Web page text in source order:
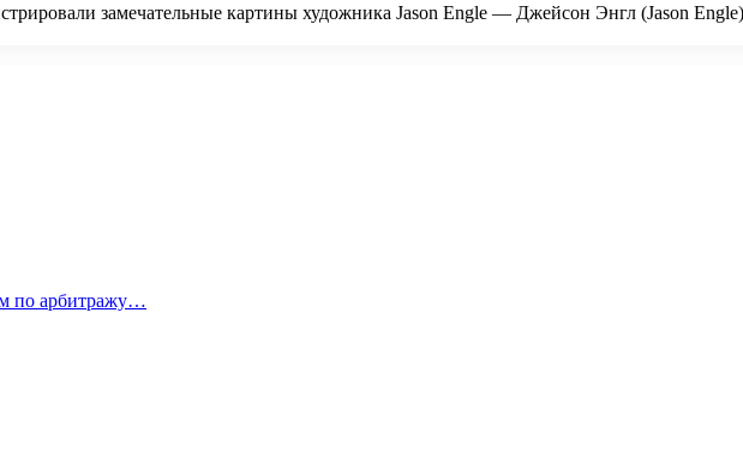
замечательные картины художника Jason Engle — Джейсон Энгл (Jason
по арбитражу…